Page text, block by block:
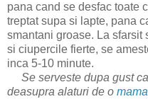
pana cand se desfac toate
treptat supa si lapte, pana
smantani groase. La
si ciupercile fierte, se
inca 5-10 minute.
Se serveste dupa gust
deasupra alaturi de o